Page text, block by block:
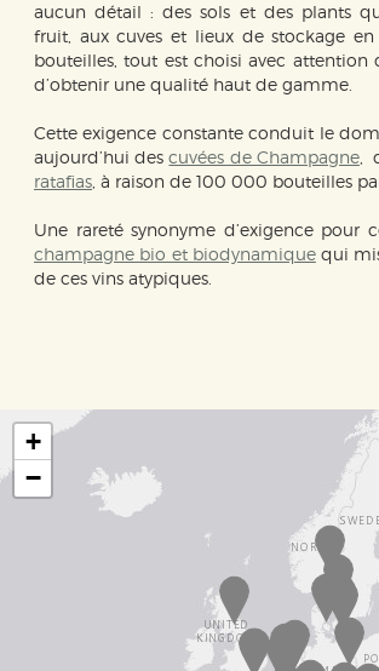
aucun détail : des sols et des plants
fruit, aux cuves et lieux de stockage en
bouteilles, tout est choisi avec attention
d’obtenir une qualité haut de gamme.
Cette exigence constante conduit le
aujourd’hui descuvées de Champagne,
ratafias , à raison de 100 000 bouteilles
Une rareté synonyme d’exigence pour
champagne bio et biodynamiquequi
de ces vins atypiques.
+
−